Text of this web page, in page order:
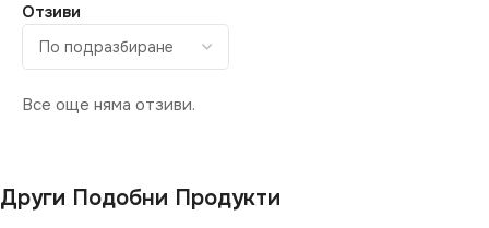
Отзиви
Все още няма отзиви.
Други Подобни Продукти